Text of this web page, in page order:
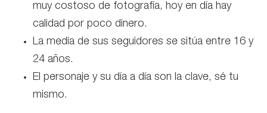
muy costoso de fotografía, hoy en día hay
calidad por poco dinero.
La media de sus seguidores se sitúa entre 16 y
24 años.
El personaje y su día a día son la clave, sé tu
mismo.